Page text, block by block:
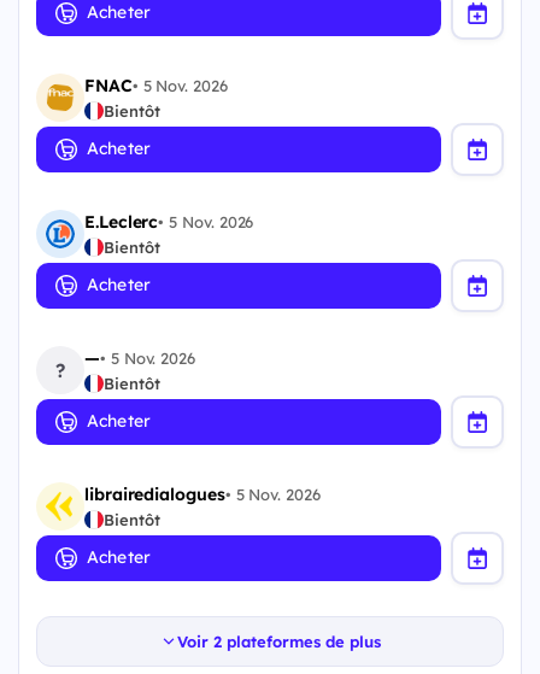
Acheter
FNAC• 5 Nov. 2026
Bientôt
Acheter
E.Leclerc•5 Nov. 2026
Bientôt
Acheter
?
—• 5 Nov. 2026
Bientôt
Acheter
librairedialogues• 5 Nov. 2026
Bientôt
Acheter
Voir 2 plateformes de plus